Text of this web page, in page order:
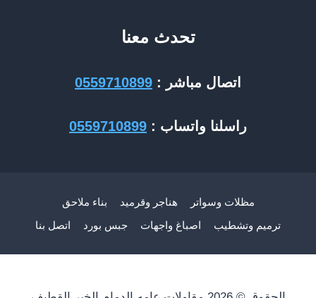
تحدث معنا
اتصال مباشر : 0559710899
راسلنا واتساب : 0559710899
مظلات وسواتر هناجر وقرميد
بناء ملاحق
ترميم وتشطيب
اصباغ واجهات جبس بورد اتصل بنا